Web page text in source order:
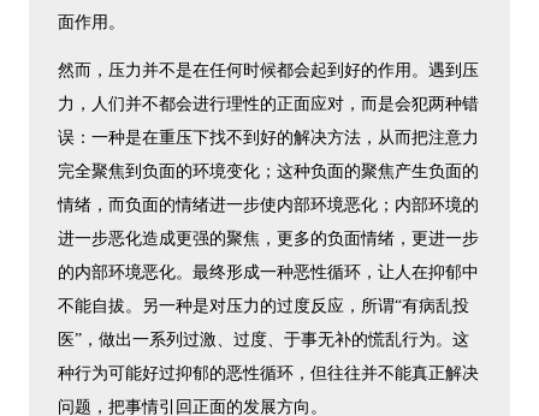
面作用。
然而，压力并不是在任何时候都会起到好的作用。遇到压
力，人们并不都会进行理性的正面应对，而是会犯两种错
误：一种是在重压下找不到好的解决方法，从而把注意力
完全聚焦到负面的环境变化；这种负面的聚焦产生负面的
情绪，而负面的情绪进一步使内部环境恶化；内部环境的
进一步恶化造成更强的聚焦，更多的负面情绪，更进一步
的内部环境恶化。最终形成一种恶性循环，让人在抑郁中
不能自拔。另一种是对压力的过度反应，所谓“有病乱投
医”，做出一系列过激、过度、于事无补的慌乱行为。这
种行为可能好过抑郁的恶性循环，但往往并不能真正解决
问题，把事情引回正面的发展方向。